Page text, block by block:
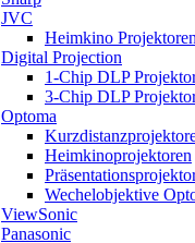
JVC
Heimkino Projektoren
Digital Projection
1-Chip DLP
3-Chip DLP
Optoma
Heimkinoprojektoren
Wechelobjektive
ViewSonic
Panasonic